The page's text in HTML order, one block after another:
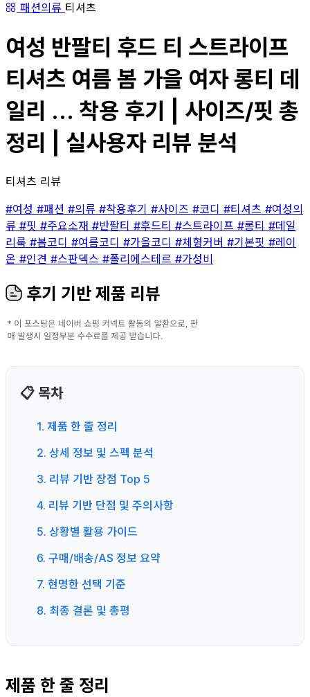
패션의류 티셔츠
여성 반팔티 후드 티 스트라이프
티셔츠 여름 봄 가을 여자 롱티 데
일리 ... 착용 후기 | 사이즈/핏 총
정리 | 실사용자 리뷰 분석
티셔츠 리뷰
#여성 #패션 #의류 #착용후기 #사이즈 #코디 #티셔츠 #여성의
류 #핏 #주요소재 #반팔티 #후드티 #스트라이프 #롱티 #데일
리룩 #봄코디 #여름코디 #가을코디 #체형커버 #기본핏 #레이
온 #인견 #스판덱스 #폴리에스테르 #가성비
후기 기반 제품 리뷰
📋 목차
1. 제품 한 줄 정리
2. 상세 정보 및 스펙 분석
3. 리뷰 기반 장점 Top 5
4. 리뷰 기반 단점 및 주의사항
5. 상황별 활용 가이드
6. 구매/배송/AS 정보 요약
7. 현명한 선택 기준
8. 최종 결론 및 총평
제품 한 줄 정리